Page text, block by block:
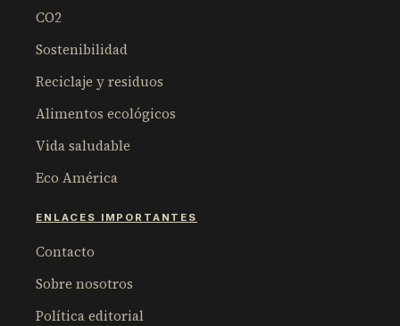
CO2
Sostenibilidad
Reciclaje y residuos
Alimentos ecológicos
Vida saludable
Eco América
ENLACES IMPORTANTES
Contacto
Sobre nosotros
Política editorial